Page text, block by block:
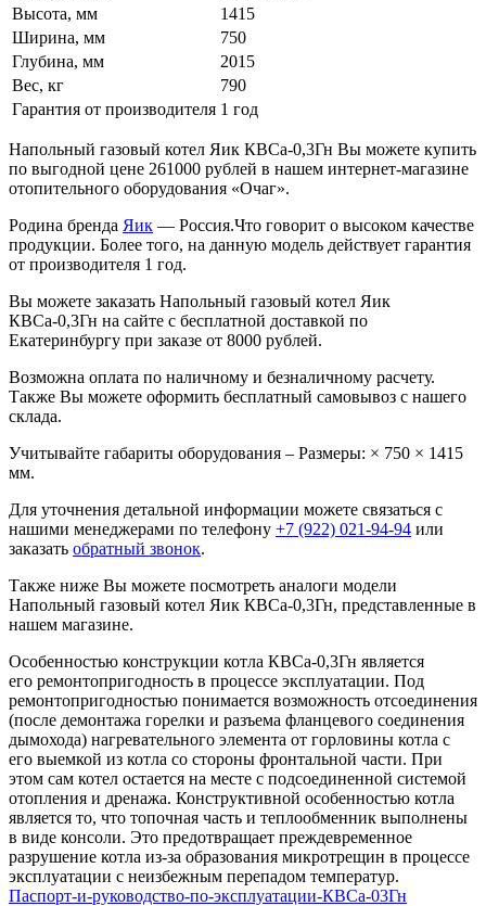
Высота, мм
1415
Ширина, мм
750
Глубина, мм
2015
Вес, кг
790
Гарантия от производителя 1 год
Напольный газовый котел Яик КВСа-0,3Гн Вы можете купить
по выгодной цене 261000 рублей в нашем интернет-магазине
отопительного оборудования «Очаг».
Родина бренда Яик — Россия.Что говорит о высоком качестве
продукции. Более того, на данную модель действует гарантия
от производителя 1 год.
Вы можете заказать Напольный газовый котел Яик
КВСа-0,3Гн на сайте с бесплатной доставкой по
Екатеринбургу при заказе от 8000 рублей.
Возможна оплата по наличному и безналичному расчету.
Также Вы можете оформить бесплатный самовывоз с нашего
склада.
Учитывайте габариты оборудования – Размеры: × 750 × 1415
мм.
Для уточнения детальной информации можете связаться с
нашими менеджерами по телефону +7 (922) 021-94-94 или
заказать обратный звонок.
Также ниже Вы можете посмотреть аналоги модели
Напольный газовый котел Яик КВСа-0,3Гн, представленные в
нашем магазине.
Особенностью конструкции котла КВСа-0,3Гн является
его ремонтопригодность в процессе эксплуатации. Под
ремонтопригодностью понимается возможность отсоединения
(после демонтажа горелки и разъема фланцевого соединения
дымохода) нагревательного элемента от горловины котла с
его выемкой из котла со стороны фронтальной части. При
этом сам котел остается на месте с подсоединенной системой
отопления и дренажа. Конструктивной особенностью котла
является то, что топочная часть и теплообменник выполнены
в виде консоли. Это предотвращает преждевременное
разрушение котла из-за образования микротрещин в процессе
эксплуатации с неизбежным перепадом температур.
Паспорт-и-руководство-по-эксплуатации-КВСа-03Гн